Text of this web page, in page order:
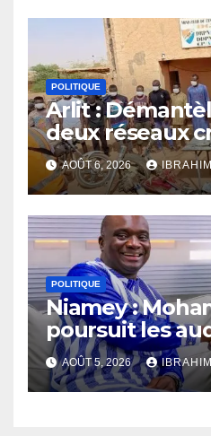
POLITIQUE
Arlit :
deux réseaux
police
AOÛT 6, 2026 IBRAHIM
POLITIQUE
Niamey :
poursuit les
AOÛT 5, 2026